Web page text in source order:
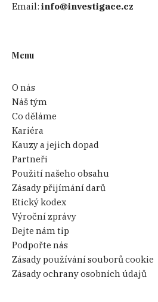
Email:info@investigace.cz
Menu
O nás
Náš tým
Co děláme
Kariéra
Kauzy a jejich dopad
Partneři
Použití našeho obsahu
Zásady přijímání darů
Etický kodex
Výroční zprávy
Dejte nám tip
Podpořte nás
Zásady používání souborů cookie
Zásady ochrany osobních údajů